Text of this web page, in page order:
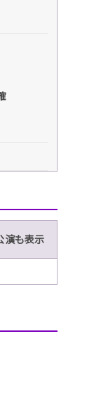
演も表示